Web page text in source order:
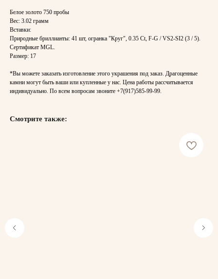
Белое золото 750 пробы
Вес: 3.02 грамм
Вставки:
Природные бриллианты: 41 шт, огранка "Круг", 0.35 Ct, F-G / VS2-SI2 (3 / 5).
Сертификат MGL.
Размер: 17
*Вы можете заказать изготовление этого украшения под заказ. Драгоценные
камни могут быть ваши или купленные у нас. Цена работы рассчитывается
индивидуально. По всем вопросам звоните +7(917)585-99-99.
Смотрите также: